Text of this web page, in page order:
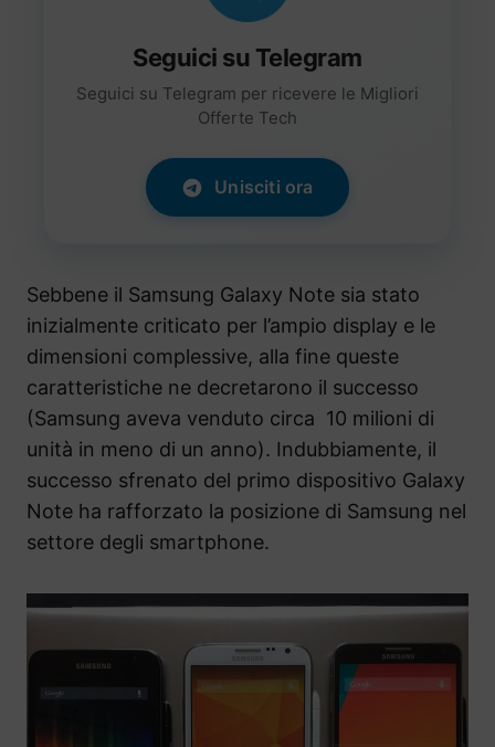
Seguici su Telegram
Seguici su Telegram per ricevere le Migliori
Offerte Tech
Unisciti ora
Sebbene il Samsung Galaxy Note sia stato
inizialmente criticato per l’ampio display e le
dimensioni complessive, alla fine queste
caratteristiche ne decretarono il successo
(Samsung aveva venduto circa 10 milioni di
unità in meno di un anno). Indubbiamente, il
successo sfrenato del primo dispositivo Galaxy
Note ha rafforzato la posizione di Samsung nel
settore degli smartphone.